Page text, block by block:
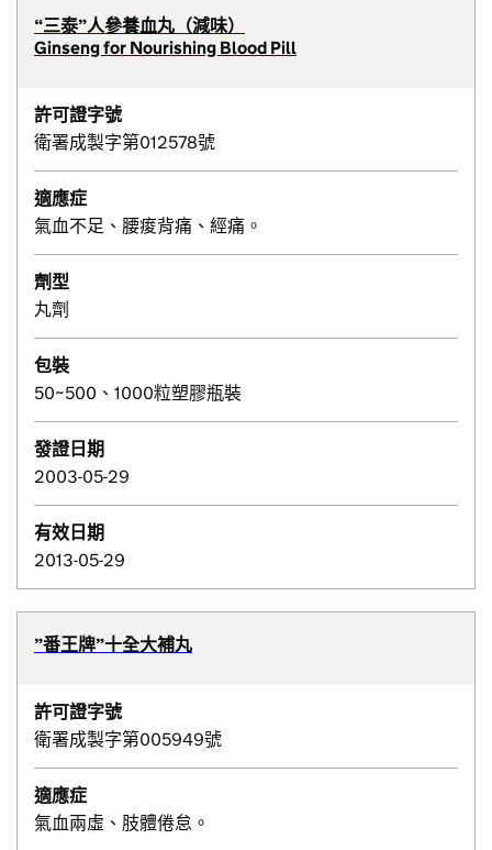
“三泰”人參養血丸（減味）
Ginseng for Nourishing Blood Pill
許可證字號
衛署成製字第012578號
適應症
氣血不足、腰痠背痛、經痛。
劑型
丸劑
包裝
50~500、1000粒塑膠瓶裝
發證日期
2003-05-29
有效日期
2013-05-29
”番王牌”十全大補丸
許可證字號
衛署成製字第005949號
適應症
氣血兩虛、肢體倦怠。